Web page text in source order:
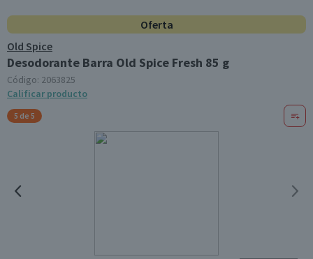
Oferta
Old Spice
Desodorante Barra Old Spice Fresh 85 g
Código: 2063825
Calificar producto
5 de 5